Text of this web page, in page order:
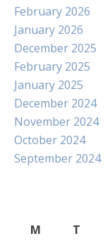
February 2026
January 2026
December 2025
February 2025
January 2025
December 2024
November 2024
October 2024
September 2024
M
T